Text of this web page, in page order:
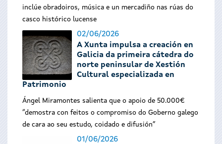
inclúe obradoiros, música e un mercadiño nas rúas do
casco histórico lucense
02/06/2026
A Xunta impulsa a creación en
Galicia da primeira cátedra do
norte peninsular de Xestión
Cultural especializada en
Patrimonio
Ángel Miramontes salienta que o apoio de 50.000€
“demostra con feitos o compromiso do Goberno galego
de cara ao seu estudo, coidado e difusión”
01/06/2026